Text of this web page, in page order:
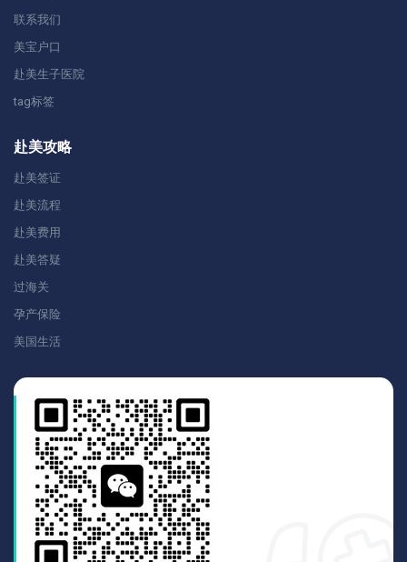
联系我们
美宝户口
赴美生子医院
tag标签
赴美攻略
赴美签证
赴美流程
赴美费用
赴美答疑
过海关
孕产保险
美国生活